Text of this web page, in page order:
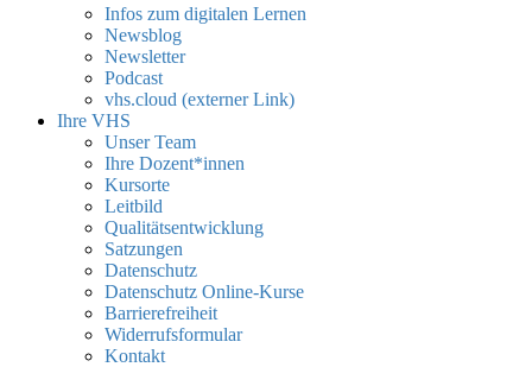
Infos zum digitalen Lernen
Newsblog
Newsletter
Podcast
vhs.cloud (externer Link)
Ihre VHS
Unser Team
Ihre Dozent*innen
Kursorte
Leitbild
Qualitätsentwicklung
Satzungen
Datenschutz
Datenschutz Online-Kurse
Barrierefreiheit
Widerrufsformular
Kontakt